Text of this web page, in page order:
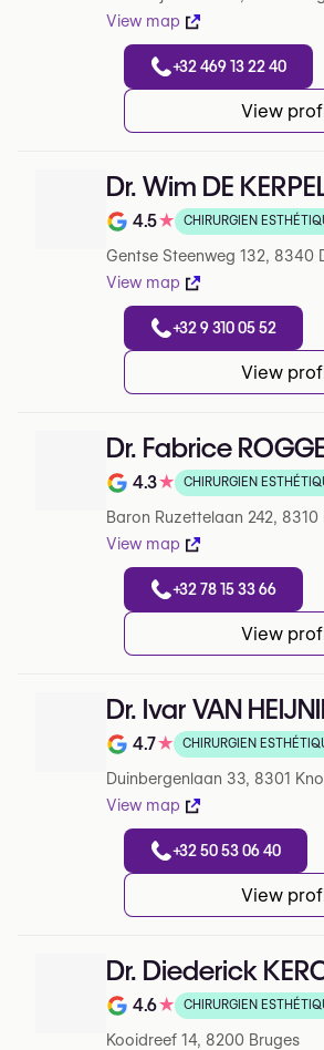
View map
+32 469 13 22 40
View
Dr. Wim DE
Note de 4.5 sur 5 sur
4.5★ CHIRURGIEN
Gentse Steenweg 132, 8340
View map
+32 9 310 05 52
View
Dr. Fabrice
Note de 4.3 sur 5 sur
4.3★ CHIRURGIEN
Baron Ruzettelaan 242, 8310
View map
+32 78 15 33 66
View
Dr. Ivar VAN
Note de 4.7 sur 5 sur
4.7★ CHIRURGIEN
Duinbergenlaan 33, 8301
View map
+32 50 53 06 40
View
Dr. Diederick
Note de 4.6 sur 5 sur
4.6★ CHIRURGIEN
Kooidreef 14, 8200 Bruges